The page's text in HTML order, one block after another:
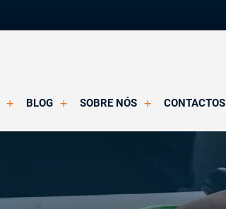
BLOG SOBRE NÓS
Parcerias e Certificações
CONTACTOS